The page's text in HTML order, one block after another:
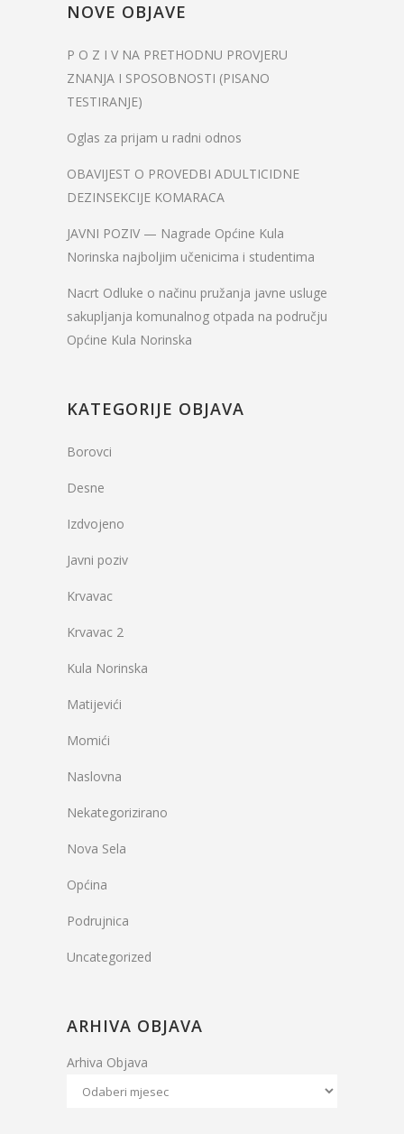
NOVE OBJAVE
P O Z I V NA PRETHODNU PROVJERU
ZNANJA I SPOSOBNOSTI (PISANO
TESTIRANJE)
Oglas za prijam u radni odnos
OBAVIJEST O PROVEDBI ADULTICIDNE
DEZINSEKCIJE KOMARACA
JAVNI POZIV — Nagrade Općine Kula
Norinska najboljim učenicima i studentima
Nacrt Odluke o načinu pružanja javne usluge
sakupljanja komunalnog otpada na području
Općine Kula Norinska
KATEGORIJE OBJAVA
Borovci
Desne
Izdvojeno
Javni poziv
Krvavac
Krvavac 2
Kula Norinska
Matijevići
Momići
Naslovna
Nekategorizirano
Nova Sela
Općina
Podrujnica
Uncategorized
ARHIVA OBJAVA
Arhiva Objava